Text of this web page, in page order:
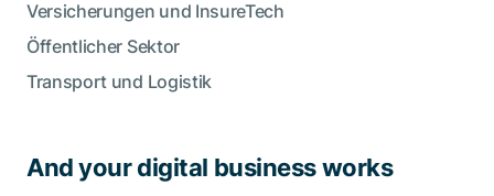
And your digital business works
Versicherungen und InsureTech
Öffentlicher Sektor
Transport und Logistik